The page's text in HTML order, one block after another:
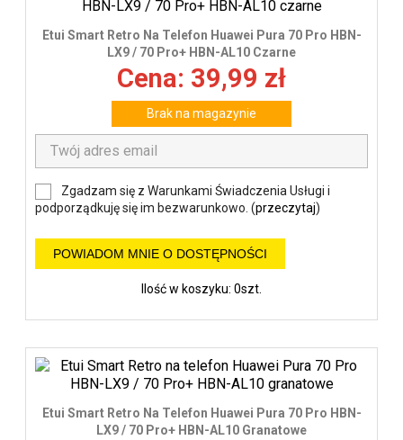
Etui Smart Retro Na Telefon Huawei Pura 70 Pro HBN-
LX9 / 70 Pro+ HBN-AL10 Czarne
Cena: 39,99 zł
Brak na magazynie
Zgadzam się z Warunkami Świadczenia Usługi i
podporządkuję się im bezwarunkowo. (przeczytaj)
POWIADOM MNIE O DOSTĘPNOŚCI
Ilość w koszyku: 0szt.
Etui Smart Retro Na Telefon Huawei Pura 70 Pro HBN-
LX9 / 70 Pro+ HBN-AL10 Granatowe